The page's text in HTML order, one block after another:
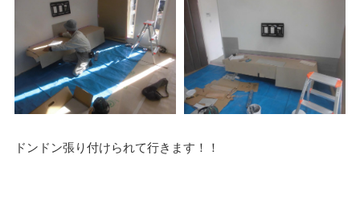
ドンドン張り付けられて行きます！！